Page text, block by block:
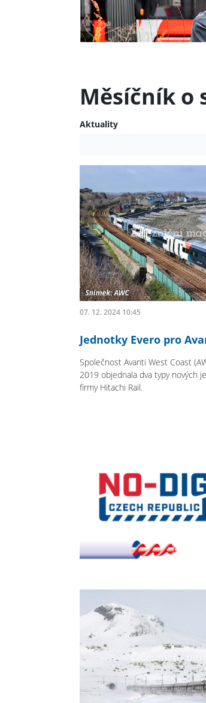
Měsíčník o
Aktuality
07. 12. 2024 10:45
Jednotky Evero pro
Společnost Avanti West Coast
2019 objednala dva typy nových
firmy Hitachi Rail.